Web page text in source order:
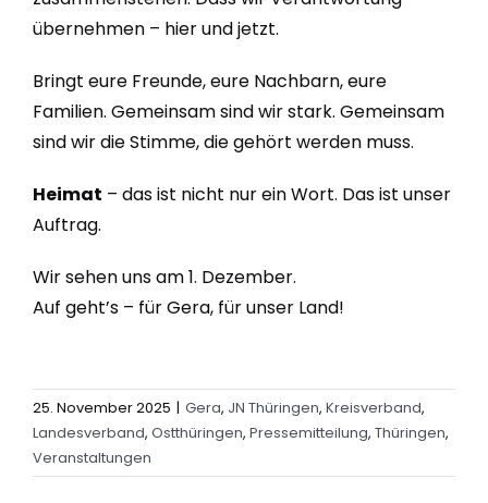
übernehmen – hier und jetzt.
Bringt eure Freunde, eure Nachbarn, eure
Familien. Gemeinsam sind wir stark. Gemeinsam
sind wir die Stimme, die gehört werden muss.
Heimat – das ist nicht nur ein Wort. Das ist unser
Auftrag.
Wir sehen uns am 1. Dezember.
Auf geht’s – für Gera, für unser Land!
25. November 2025 | Gera, JN Thüringen, Kreisverband,
Landesverband, Ostthüringen, Pressemitteilung, Thüringen,
Veranstaltungen